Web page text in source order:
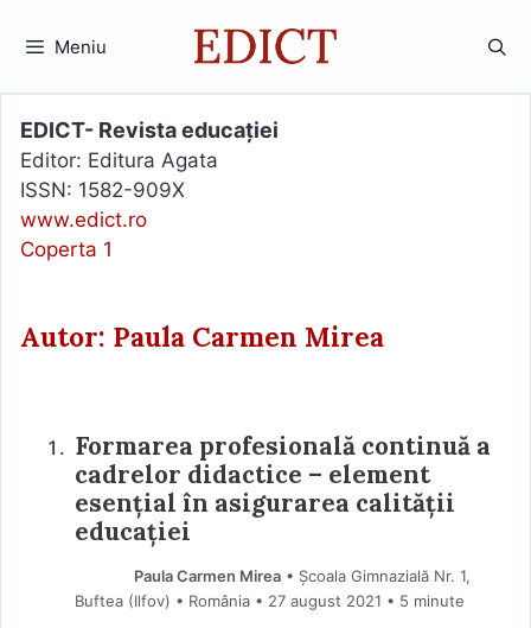
Meniu
EDICT- Revista educației
Editor: Editura Agata
ISSN: 1582-909X
www.edict.ro
Coperta 1
Autor: Paula Carmen Mirea
Formarea profesională continuă a
cadrelor didactice – element
esențial în asigurarea calității
educației
Paula Carmen Mirea• Școala Gimnazială Nr. 1,
Buftea (Ilfov) • România
27 august 2021 • 5 minute